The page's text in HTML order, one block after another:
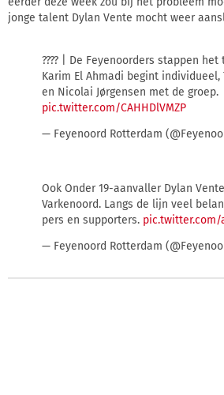
jonge talent Dylan Vente mocht weer
???? | De Feyenoorders stappen
Karim El Ahmadi begint individueel,
en Nicolai Jørgensen met de groep.
pic.twitter.com/CAHHDlVMZP
— Feyenoord Rotterdam
Ook Onder 19-aanvaller Dylan
Varkenoord. Langs de lijn veel
pers en supporters. pic.twitter.com/
— Feyenoord Rotterdam